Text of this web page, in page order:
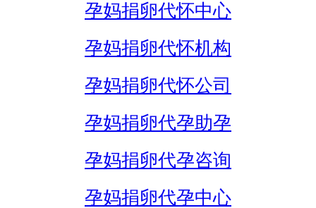
孕妈捐卵代怀中心
孕妈捐卵代怀机构
孕妈捐卵代怀公司
孕妈捐卵代孕助孕
孕妈捐卵代孕咨询
孕妈捐卵代孕中心